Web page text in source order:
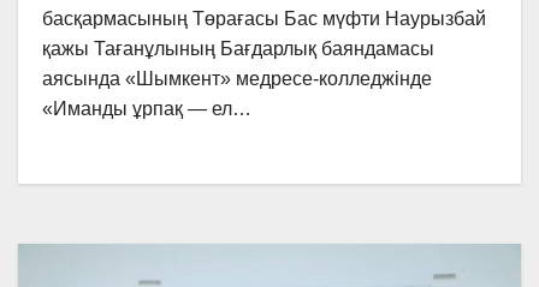
басқармасының Төрағасы Бас мүфти Наурызбай
қажы Тағанұлының Бағдарлық баяндамасы
аясында «Шымкент» медресе-колледжінде
«Иманды ұрпақ — ел…